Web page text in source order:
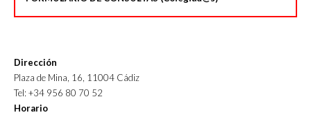
Dirección
Plaza de Mina, 16, 11004 Cádiz
Tel: +34 956 80 70 52
Horario